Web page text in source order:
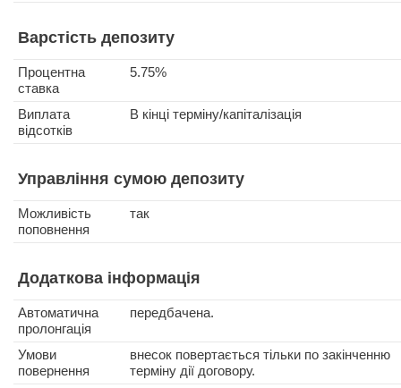
Варстість депозиту
Процентна
ставка
5.75%
Виплата
відсотків
В кінці терміну/капіталізація
Управління сумою депозиту
Можливість
поповнення
так
Додаткова інформація
Автоматична
пролонгація
передбачена.
Умови
повернення
внесок повертається тільки по закінченню
терміну дії договору.